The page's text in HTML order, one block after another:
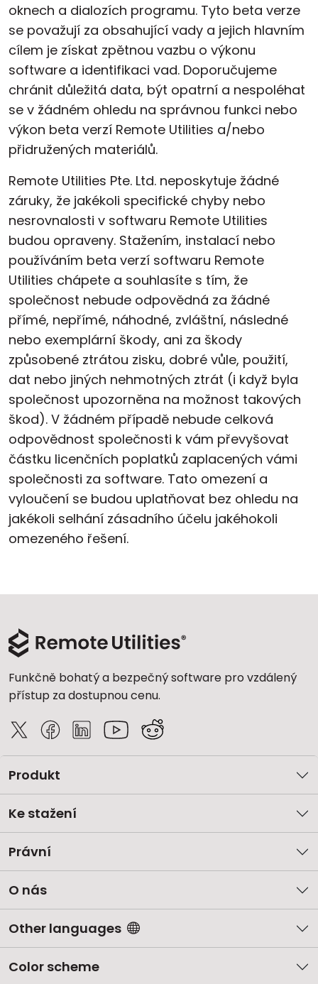
oknech a dialozích programu. Tyto beta verze
se považují za obsahující vady a jejich hlavním
cílem je získat zpětnou vazbu o výkonu
software a identifikaci vad. Doporučujeme
chránit důležitá data, být opatrní a nespoléhat
se v žádném ohledu na správnou funkci nebo
výkon beta verzí Remote Utilities a/nebo
přidružených materiálů.
Remote Utilities Pte. Ltd. neposkytuje žádné
záruky, že jakékoli specifické chyby nebo
nesrovnalosti v softwaru Remote Utilities
budou opraveny. Stažením, instalací nebo
používáním beta verzí softwaru Remote
Utilities chápete a souhlasíte s tím, že
společnost nebude odpovědná za žádné
přímé, nepřímé, náhodné, zvláštní, následné
nebo exemplární škody, ani za škody
způsobené ztrátou zisku, dobré vůle, použití,
dat nebo jiných nehmotných ztrát (i když byla
společnost upozorněna na možnost takových
škod). V žádném případě nebude celková
odpovědnost společnosti k vám převyšovat
částku licenčních poplatků zaplacených vámi
společnosti za software. Tato omezení a
vyloučení se budou uplatňovat bez ohledu na
jakékoli selhání zásadního účelu jakéhokoli
omezeného řešení.
Funkčně bohatý a bezpečný software pro vzdálený
přístup za dostupnou cenu.
Produkt
Ke stažení
Právní
O nás
Other languages
Color scheme